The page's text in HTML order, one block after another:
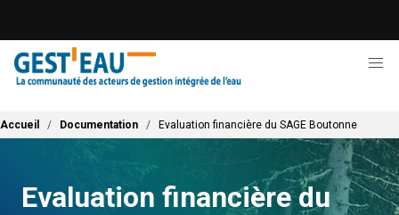
contenu
principal
Fil d'Ariane
Accueil Documentation Evaluation financière du SAGE Boutonne
Evaluation financière du